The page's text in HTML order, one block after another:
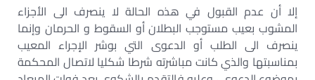
إلا أن عدم القبول في هذه الحالة لا ينصرف الى الأجزاء
المشوب بعيب مستوجب البطلان أو السقوط و الحرمان وإنما
ينصرف الى الطلب أو الدعوى التي بوشر الإجراء المعيب
بمناسبتها والذي كانت مباشرته شرطا شكليا لاتصال المحكمة